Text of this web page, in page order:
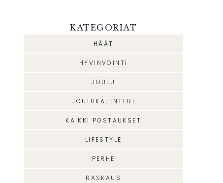
KATEGORIAT
HÄÄT
HYVINVOINTI
JOULU
JOULUKALENTERI
KAIKKI POSTAUKSET
LIFESTYLE
PERHE
RASKAUS